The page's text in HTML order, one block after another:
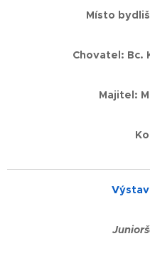
Místo
Chovatel: Bc.
Majitel: